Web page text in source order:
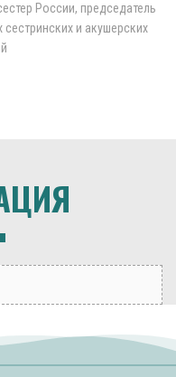
России, председатель
и акушерских